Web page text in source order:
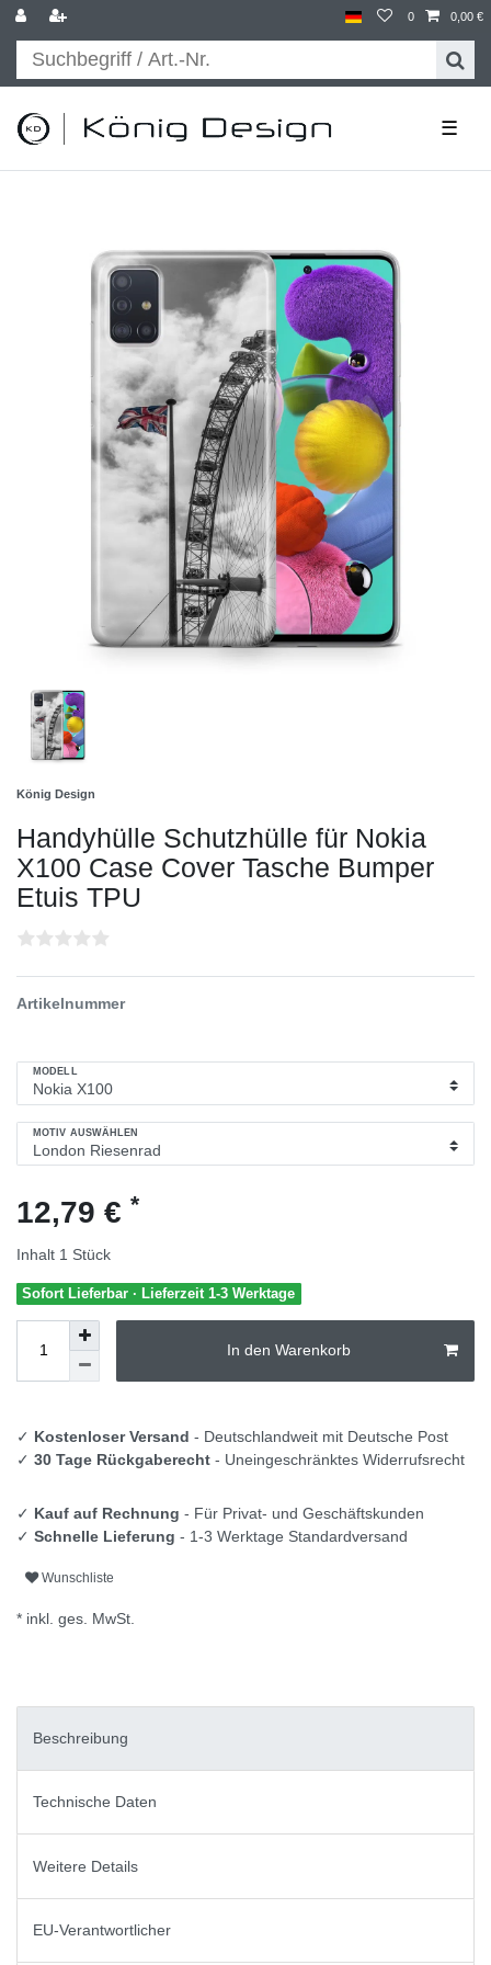
0 0,00 €
☰
König Design
Handyhülle Schutzhülle für Nokia
X100 Case Cover Tasche Bumper
Etuis TPU
Artikelnummer
MODELL
MOTIV AUSWÄHLEN
12,79 € *
Inhalt 1 Stück
Sofort Lieferbar · Lieferzeit 1-3 Werktage
In den Warenkorb
✓ Kostenloser Versand - Deutschlandweit mit Deutsche Post
✓ 30 Tage Rückgaberecht - Uneingeschränktes Widerrufsrecht
✓ Kauf auf Rechnung - Für Privat- und Geschäftskunden
✓ Schnelle Lieferung - 1-3 Werktage Standardversand
Wunschliste
* inkl. ges. MwSt.
Beschreibung
Technische Daten
Weitere Details
EU-Verantwortlicher